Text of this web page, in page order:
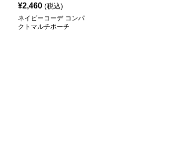
¥2,460 (税込)
ネイビーコーデ コンパ
クトマルチポーチ